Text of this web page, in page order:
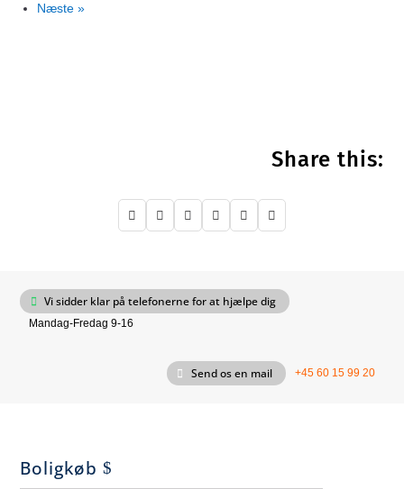
Næste »
Share this:
     
Vi sidder klar på telefonerne for at hjælpe dig
Mandag-Fredag 9-16
Send os en mail +45 60 15 99 20
Boligkøb